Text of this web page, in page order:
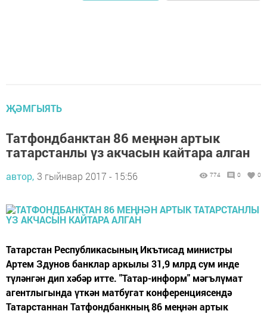
ҖӘМГЫЯТЬ
Татфондбанктан 86 меңнән артык
татарстанлы үз акчасын кайтара алган
автор, 3 гыйнвар 2017 - 15:56 774 0 0
Татарстан Республикасының Икътисад министры
Артем Здунов банклар аркылы 31,9 млрд сум инде
түләнгән дип хәбәр итте. "Татар-информ" мәгълүмат
агентлыгында үткән матбугат конференциясендә
Татарстаннан Татфондбанкның 86 меңнән артык